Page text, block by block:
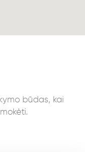
būdas, kai